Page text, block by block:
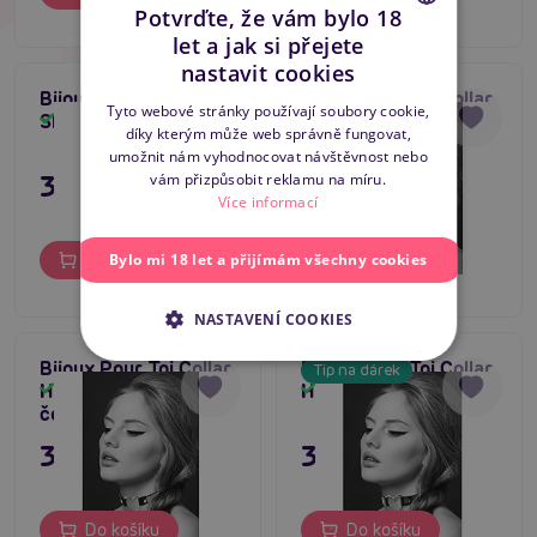
Bijoux Pour Toi Collar
Slave černý obojek
Skladem
395 Kč
Do košíku
Bijoux Pour Toi Collar
Heart Padlock černý
obojek
Skladem
179 Kč
Do košíku
Bijoux Pour Toi Collar
Heart Diamonds
černý obojek
Skladem
395 Kč
Do košíku
Tip na dárek
Bijoux Pour Toi Collar
Heart černý obojek
Skladem
349 Kč
Do košíku
ENGLISH
Potvrďte, že vám bylo 18
let a jak si přejete
nastavit cookies
Tyto webové stránky používají soubory cookie,
díky kterým může web správně fungovat,
umožnit nám vyhodnocovat návštěvnost nebo
vám přizpůsobit reklamu na míru.
Více informací
Bylo mi 18 let a přijímám všechny cookies
NASTAVENÍ COOKIES